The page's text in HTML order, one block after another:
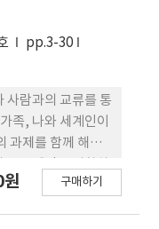
more
when they
learners
learners,
not
level
a
with higher
pp.3-30
사람과의 교류를 통
족, 나와 세계인이
과제를 함께 해결
구촌의 심리적거
구매하기